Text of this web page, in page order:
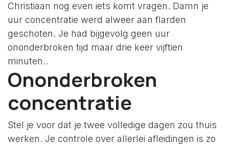
Christiaan nog even iets komt vragen. Damn je
uur concentratie werd alweer aan flarden
geschoten. Je had bijgevolg geen uur
ononderbroken tijd maar drie keer vijftien
minuten..
Ononderbroken
concentratie
Stel je voor dat je twee volledige dagen zou thuis
werken. Je controle over allerlei afleidingen is zo